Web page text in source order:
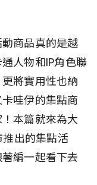
商品真的是越
人物和IP角色聯
將實用性也納
哇伊的集點商
本篇就來為大
出的集點活
編一起看下去